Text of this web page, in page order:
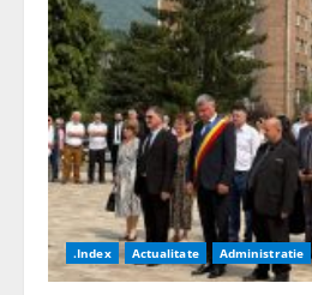
.Index Actualitate Administratie